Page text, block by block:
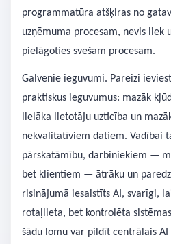
programmatūra atšķiras no
uzņēmuma procesam, nevis liek
pielāgoties svešam procesam.
Galvenie ieguvumi. Pareizi
praktiskus ieguvumus: mazāk
lielāka lietotāju uzticība un
nekvalitatīviem datiem. Vadībai
pārskatāmību, darbiniekiem —
bet klientiem — ātrāku un
risinājumā iesaistīts AI, svarīgi,
rotaļlieta, bet kontrolēta
šādu lomu var pildīt centrālais AI